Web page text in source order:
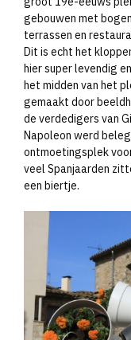
gebouwen met
terrassen en
Dit is echt het
hier super levendig
het midden van het
gemaakt door
de verdedigers van
Napoleon werd
ontmoetingsplek
veel Spanjaarden
een biertje.